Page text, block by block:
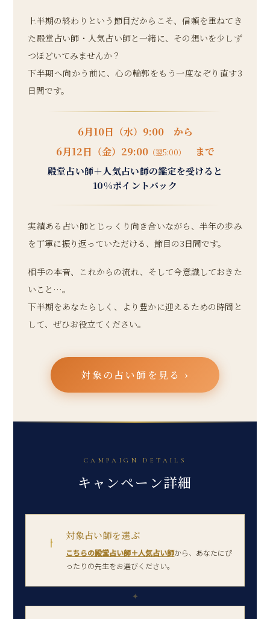
上半期の終わりという節目だからこそ、信頼を重ねてき
た殿堂占い師・人気占い師と一緒に、その想いを少しず
つほどいてみませんか？
下半期へ向かう前に、心の輪郭をもう一度なぞり直す3
日間です。
6月10日（水）9:00 から
6月12日（金）29:00（翌5:00） まで
殿堂占い師＋人気占い師の鑑定を受けると
10%ポイントバック
実績ある占い師とじっくり向き合いながら、半年の歩み
を丁寧に振り返っていただける、節目の3日間です。
相手の本音、これからの流れ、そして今意識しておきた
いこと…。
下半期をあなたらしく、より豊かに迎えるための時間と
して、ぜひお役立てください。
対象の占い師を見る ›
CAMPAIGN DETAILS
キャンペーン詳細
Ⅰ 対象占い師を選ぶ
こちらの殿堂占い師＋人気占い師から、あなたにぴ
ったりの先生をお選びください。
✦